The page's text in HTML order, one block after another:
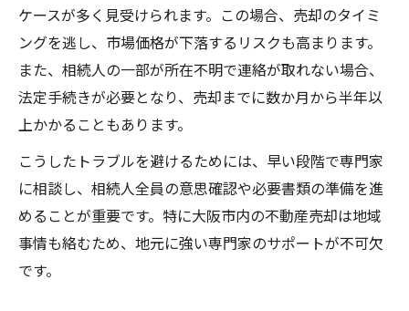
ケースが多く見受けられます。この場合、売却のタイミ
ングを逃し、市場価格が下落するリスクも高まります。
また、相続人の一部が所在不明で連絡が取れない場合、
法定手続きが必要となり、売却までに数か月から半年以
上かかることもあります。
こうしたトラブルを避けるためには、早い段階で専門家
に相談し、相続人全員の意思確認や必要書類の準備を進
めることが重要です。特に大阪市内の不動産売却は地域
事情も絡むため、地元に強い専門家のサポートが不可欠
です。